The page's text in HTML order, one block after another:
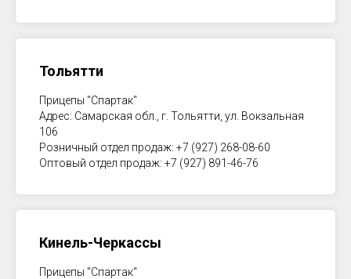
Тольятти
Прицепы "Спартак"
Адрес: Самарская обл., г. Тольятти, ул. Вокзальная
106
Розничный отдел продаж: +7 (927) 268-08-60
Оптовый отдел продаж: +7 (927) 891-46-76
Кинель-Черкассы
Прицепы "Спартак"